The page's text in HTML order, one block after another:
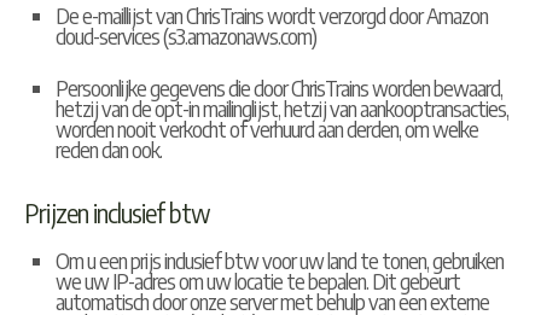
De e-maillijst van ChrisTrains wordt verzorgd door Amazon
cloud-services (s3.amazonaws.com)
Persoonlijke gegevens die door ChrisTrains worden bewaard,
hetzij van de opt-in mailinglijst, hetzij van aankooptransacties,
worden nooit verkocht of verhuurd aan derden, om welke
reden dan ook.
Prijzen inclusief btw
Om u een prijs inclusief btw voor uw land te tonen, gebruiken
we uw IP-adres om uw locatie te bepalen. Dit gebeurt
automatisch door onze server met behulp van een externe